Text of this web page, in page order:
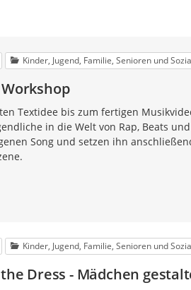
Kinder, Jugend, Familie, Senioren und
Textidee bis zum fertigen
in die Welt von Rap, Beats
Song und setzen ihn
Kinder, Jugend, Familie, Senioren und
Dress - Mädchen